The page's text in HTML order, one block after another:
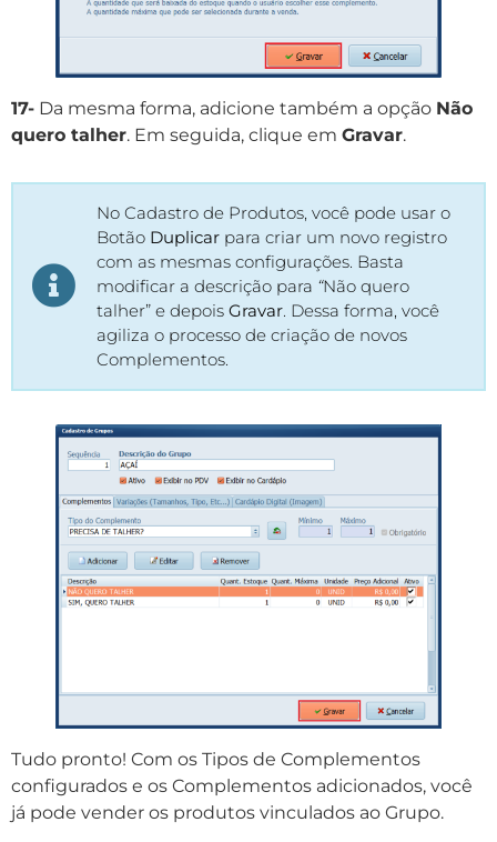
17- Da mesma forma, adicione também a opção Não
quero talher. Em seguida, clique em Gravar.
No Cadastro de Produtos, você pode usar o
Botão Duplicar para criar um novo registro
com as mesmas configurações. Basta
modificar a descrição para “Não quero
talher” e depois Gravar. Dessa forma, você
agiliza o processo de criação de novos
Complementos.
Tudo pronto! Com os Tipos de Complementos
configurados e os Complementos adicionados, você
já pode vender os produtos vinculados ao Grupo.